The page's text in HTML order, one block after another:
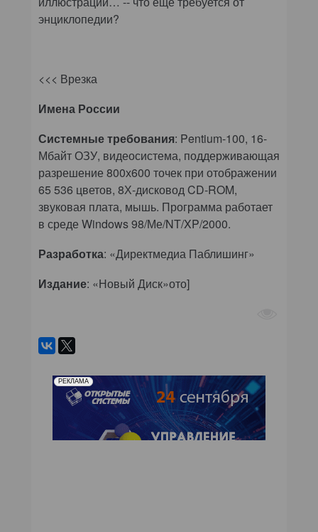
энциклопедии?
<<< Врезка
Имена России
Системные требования: Pentium-100, 16-
Мбайт ОЗУ, видеосистема, поддерживающая
разрешение 800х600 точек при отображении
65 536 цветов, 8Х-дисковод CD-ROM,
звуковая плата, мышь. Программа работает
в среде Windows98/Ме/NT/XP/2000.
Разработка: «Директмедиа Паблишинг»
Издание: «Новый Диск»ото]
РЕКЛАМА